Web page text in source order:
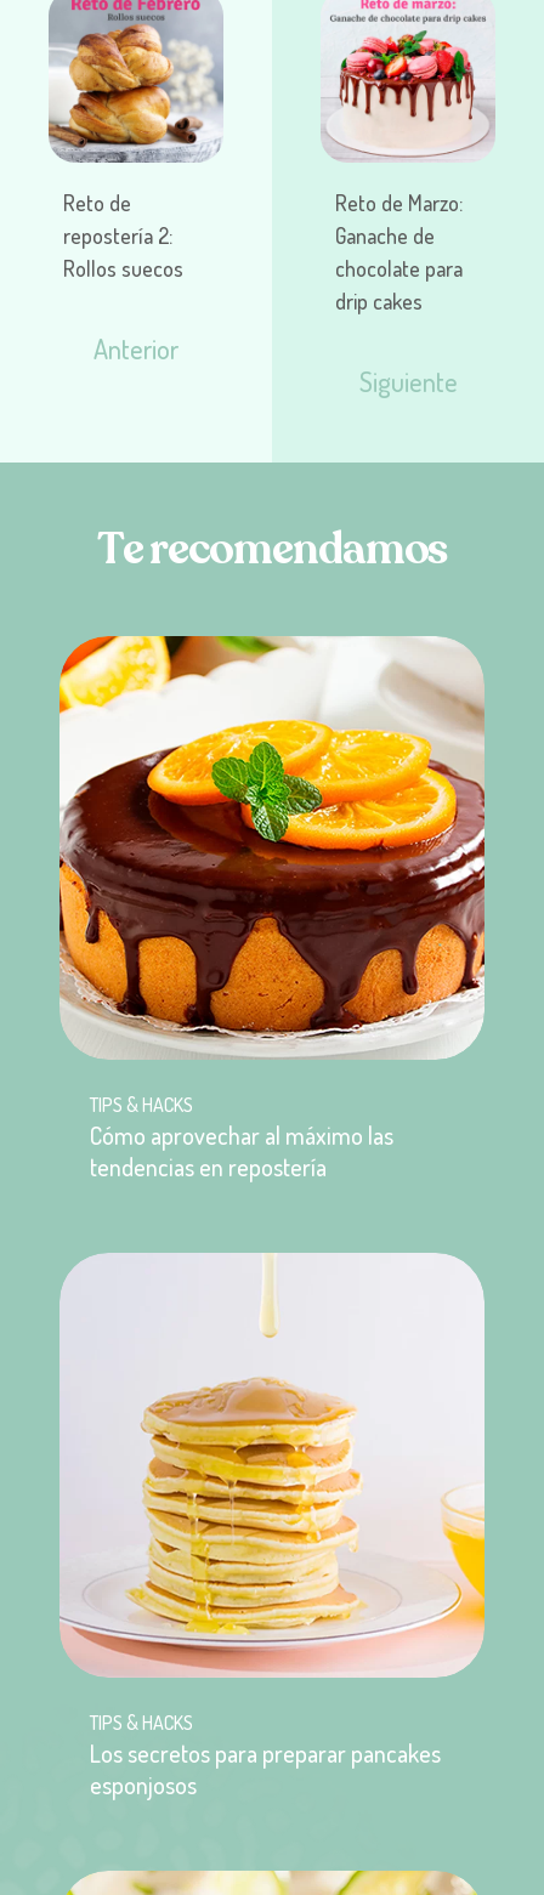
Reto de
repostería 2:
Rollos suecos
Anterior
Reto de Marzo:
Ganache de
chocolate para
drip cakes
Siguiente
Terecomendamos
TIPS & HACKS
Cómo aprovechar al máximo las
tendencias en repostería
TIPS & HACKS
Los secretos para preparar pancakes
esponjosos